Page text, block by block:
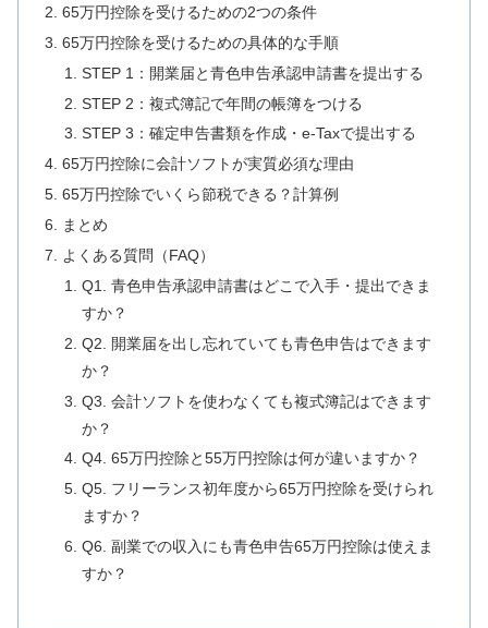
65万円控除を受けるための2つの条件
65万円控除を受けるための具体的な手順
STEP 1：開業届と青色申告承認申請書を提出する
STEP 2：複式簿記で年間の帳簿をつける
STEP 3：確定申告書類を作成・e-Taxで提出する
65万円控除に会計ソフトが実質必須な理由
65万円控除でいくら節税できる？計算例
まとめ
よくある質問（FAQ）
Q1. 青色申告承認申請書はどこで入手・提出できま
すか？
Q2. 開業届を出し忘れていても青色申告はできます
か？
Q3. 会計ソフトを使わなくても複式簿記はできます
か？
Q4. 65万円控除と55万円控除は何が違いますか？
Q5. フリーランス初年度から65万円控除を受けられ
ますか？
Q6. 副業での収入にも青色申告65万円控除は使えま
すか？